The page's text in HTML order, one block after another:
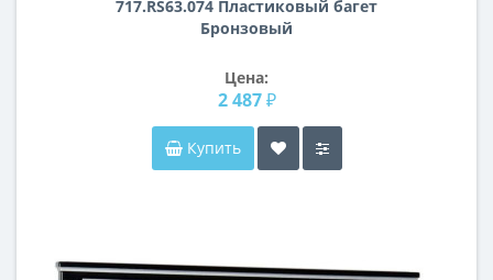
717.RS63.074 Пластиковый багет
Бронзовый
Цена:
2 487 ₽
Купить